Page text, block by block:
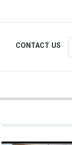
CONTACT US